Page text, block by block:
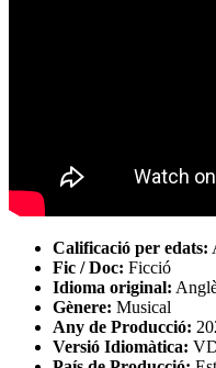
Calificació per edats:
Fic / Doc: Ficció
Idioma original:
Gènere: Musical
Any de Producció:
Versió Idiomàtica: